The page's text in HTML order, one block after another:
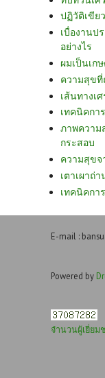
ปฏิวัติเขีย
เบื่องานป
อย่างไร
ผมเป็นเก
ความสุขที่
เส้นทางเ
เทคนิคกา
ภาพความ
กระสอบ
ความสุขจ
เตาเผาถ่
เทคนิคกา
E-mail :
Powered by
จำนวนผู้เยี่ยม